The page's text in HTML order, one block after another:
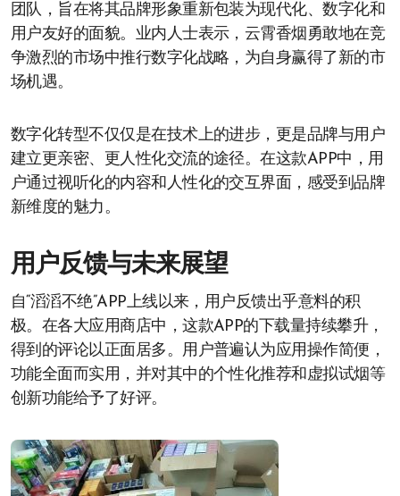
团队，旨在将其品牌形象重新包装为现代化、数字化和
用户友好的面貌。业内人士表示，云霄香烟勇敢地在竞
争激烈的市场中推行数字化战略，为自身赢得了新的市
场机遇。
数字化转型不仅仅是在技术上的进步，更是品牌与用户
建立更亲密、更人性化交流的途径。在这款APP中，用
户通过视听化的内容和人性化的交互界面，感受到品牌
新维度的魅力。
用户反馈与未来展望
自“滔滔不绝”APP上线以来，用户反馈出乎意料的积
极。在各大应用商店中，这款APP的下载量持续攀升，
得到的评论以正面居多。用户普遍认为应用操作简便，
功能全面而实用，并对其中的个性化推荐和虚拟试烟等
创新功能给予了好评。